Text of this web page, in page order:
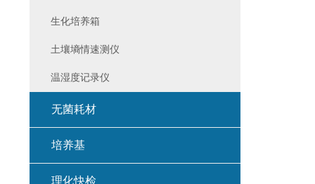
生化培养箱
土壤墒情速测仪
温湿度记录仪
无菌耗材
培养基
理化快检